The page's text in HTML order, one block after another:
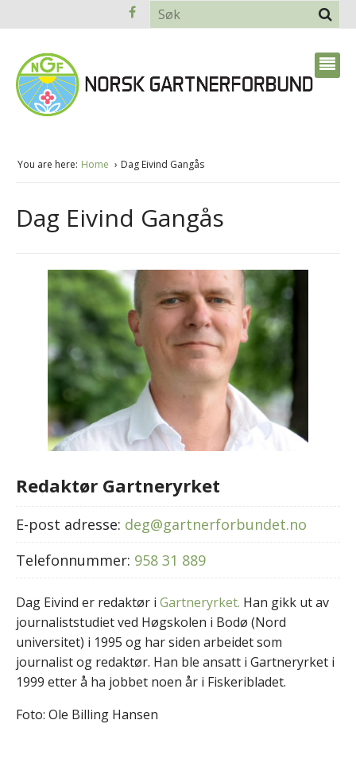
You are here: Home Dag Eivind Gangås
Dag Eivind Gangås
Redaktør Gartneryrket
E-post adresse: deg@gartnerforbundet.no
Telefonnummer: 958 31 889
Dag Eivind er redaktør i Gartneryrket. Han gikk ut av
journaliststudiet ved Høgskolen i Bodø (Nord
universitet) i 1995 og har siden arbeidet som
journalist og redaktør. Han ble ansatt i Gartneryrket i
1999 etter å ha jobbet noen år i Fiskeribladet.
Foto: Ole Billing Hansen